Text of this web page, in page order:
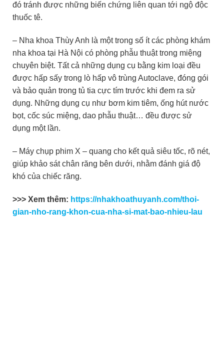
đó tránh được những biến chứng liên quan tới ngộ độc
thuốc tê.
– Nha khoa Thùy Anh là một trong số ít các phòng khám
nha khoa tại Hà Nội có phòng phẫu thuật trong miệng
chuyên biệt. Tất cả những dụng cụ bằng kim loại đều
được hấp sấy trong lò hấp vô trùng Autoclave, đóng gói
và bảo quản trong tủ tia cực tím trước khi đem ra sử
dụng. Những dụng cụ như bơm kim tiêm, ống hút nước
bọt, cốc súc miệng, dao phẫu thuật… đều được sử
dụng một lần.
– Máy chụp phim X – quang cho kết quả siêu tốc, rõ nét,
giúp khảo sát chân răng bên dưới, nhằm đánh giá độ
khó của chiếc răng.
>>> Xem thêm: https://nhakhoathuyanh.com/thoi-
gian-nho-rang-khon-cua-nha-si-mat-bao-nhieu-lau